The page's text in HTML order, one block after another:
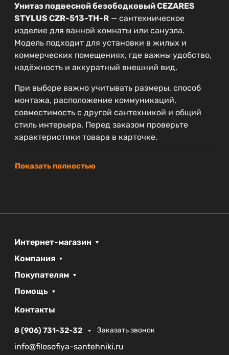
Унитаз подвесной безободковый CEZARES
STYLUS CZR-513-TH-R — сантехническое
изделие для ванной комнаты или санузла.
Модель подходит для установки в жилых и
коммерческих помещениях, где важны удобство,
надёжность и аккуратный внешний вид.
При выборе важно учитывать размеры, способ
монтажа, расположение коммуникаций,
совместимость с другой сантехникой и общий
стиль интерьера. Перед заказом проверьте
характеристики товара в карточке.
Показать полностью
Интернет-магазин
Компания
Покупателям
Помощь
Контакты
8 (906) 731-32-32 Заказать звонок
info@filosofiya-santehniki.ru